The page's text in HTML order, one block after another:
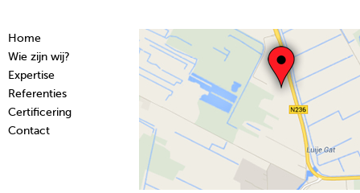
Home
Wie zijn wij?
Expertise
Referenties
Certificering
Contact